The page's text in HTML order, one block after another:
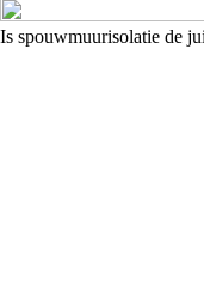
Is spouwmuurisolatie de